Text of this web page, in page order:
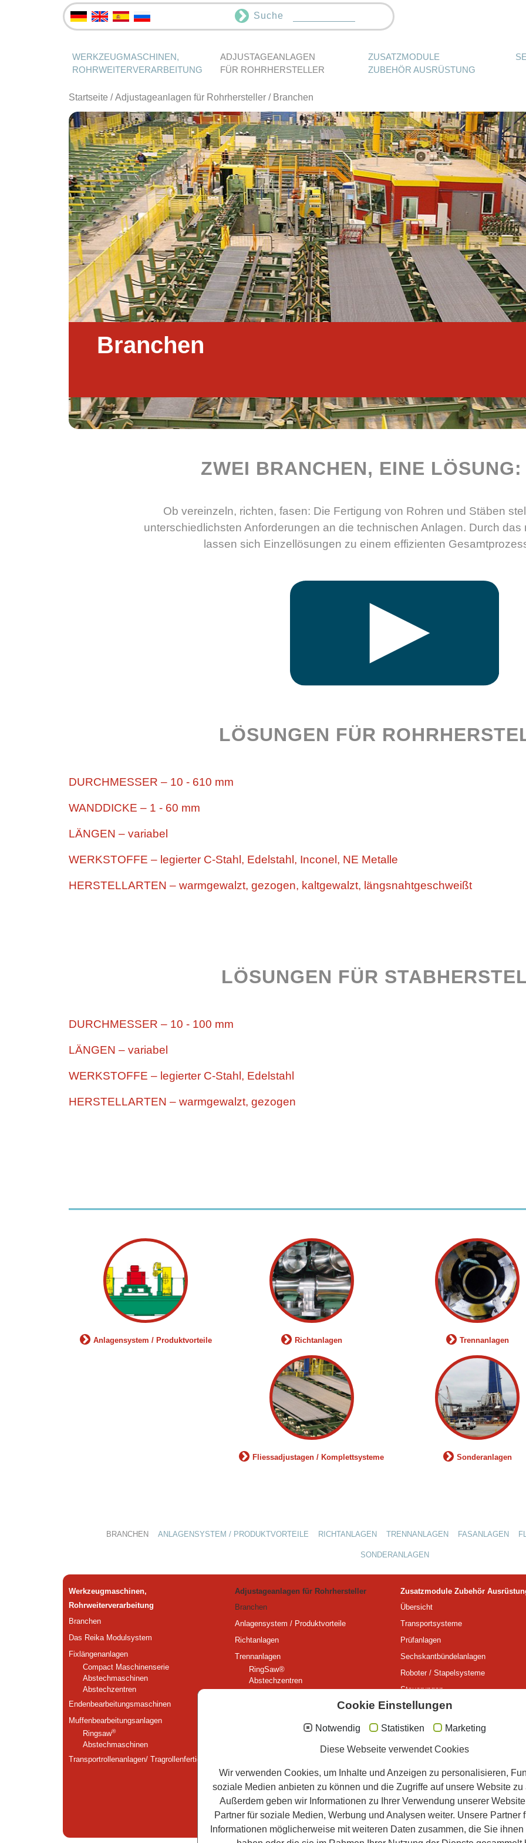
Suche
WERKZEUGMASCHINEN,
ROHRWEITERVERARBEITUNG
ADJUSTAGEANLAGEN
FÜR ROHRHERSTELLER
ZUSATZMODULE
ZUBEHÖR AUSRÜSTUNG
Startseite /Adjustageanlagen für Rohrhersteller / Branchen
Branchen
ZWEI BRANCHEN, EINE
Ob vereinzeln, richten, fasen: Die Fertigung von Rohren und Stäben
unterschiedlichsten Anforderungen an die technischen Anlagen. Durch
lassen sich Einzellösungen zu einem effizienten
LÖSUNGEN FÜR
DURCHMESSER – 10 - 610 mm
WANDDICKE – 1 - 60 mm
LÄNGEN – variabel
WERKSTOFFE – legierter C-Stahl, Edelstahl, Inconel, NE Metalle
HERSTELLARTEN – warmgewalzt, gezogen, kaltgewalzt, längsnahtgeschweißt
LÖSUNGEN FÜR
DURCHMESSER – 10 - 100 mm
LÄNGEN – variabel
WERKSTOFFE – legierter C-Stahl, Edelstahl
HERSTELLARTEN – warmgewalzt, gezogen
Anlagensystem / Produktvorteile Richtanlagen Trennanlagen
Fliessadjustagen / Komplettsysteme Sonderanlagen
BRANCHEN ANLAGENSYSTEM / PRODUKTVORTEILE RICHTANLAGEN TRENNANLAGEN FASANLAGEN
SONDERANLAGEN
Werkzeugmaschinen,
Rohrweiterverarbeitung
Branchen
Das Reika Modulsystem
Fixlängenanlagen
Compact Maschinenserie
Abstechmaschinen
Abstechzentren
Endenbearbeitungsmaschinen
Muffenbearbeitungs­anlagen
Ringsaw®
Abstechmaschinen
Transportrollenanlagen/ Tragrollenfertigung
Adjustageanlagen für Rohrhersteller
Branchen
Anlagensystem / Produktvorteile
Richtanlagen
Trennanlagen
RingSaw®
Abstechzentren
Abstechmaschinen
Fliessadjustagen / Komplettsysteme
Zusatzmodule Zubehör
Übersicht
Transportsysteme
Prüfanlagen
Sechskantbündelanlagen
Roboter / Stapelsysteme
Steuerungen
Messsysteme
Werkzeuge
Kontakt
Vertretungen
Downloads Prospekte
Cookie Einstellungen
Notwendig Statistiken Marketing
Diese Webseite verwendet Cookies
Wir verwenden Cookies, um Inhalte und Anzeigen zu personalisieren,
soziale Medien anbieten zu können und die Zugriffe auf unsere Website
Außerdem geben wir Informationen zu Ihrer Verwendung unserer
Partner für soziale Medien, Werbung und Analysen weiter. Unsere Partner
Informationen möglicherweise mit weiteren Daten zusammen, die Sie